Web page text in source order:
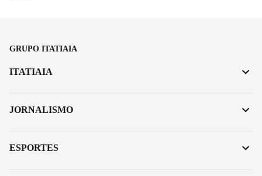
GRUPO ITATIAIA
ITATIAIA
JORNALISMO
ESPORTES